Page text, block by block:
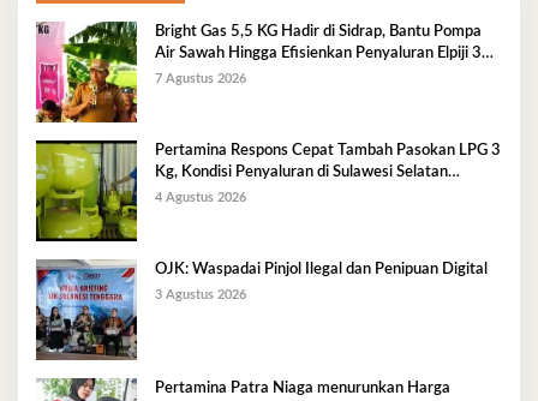
Bright Gas 5,5 KG Hadir di Sidrap, Bantu Pompa
Air Sawah Hingga Efisienkan Penyaluran Elpiji 3
Kg
7 Agustus 2026
Pertamina Respons Cepat Tambah Pasokan LPG 3
Kg, Kondisi Penyaluran di Sulawesi Selatan
Berlangsung Kondusif
4 Agustus 2026
OJK: Waspadai Pinjol Ilegal dan Penipuan Digital
3 Agustus 2026
Pertamina Patra Niaga menurunkan Harga